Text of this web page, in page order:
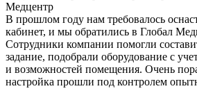
Медцентр
В прошлом году нам требовалось
кабинет, и мы обратились в Глобал
Сотрудники компании помогли
задание, подобрали оборудование с
и возможностей помещения. Очень
настройка прошли под контролем